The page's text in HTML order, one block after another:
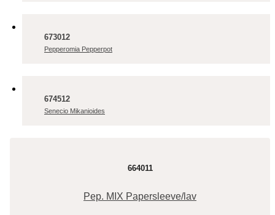
673012
Pepperomia Pepperpot
674512
Senecio Mikanioides
664011
Pep. MIX Papersleeve/lav